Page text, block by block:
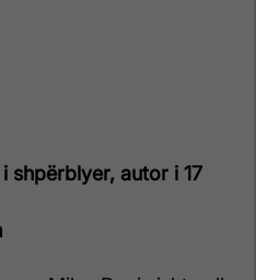
shpërblyer, autor i 17